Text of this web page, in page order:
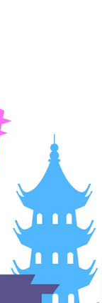
Freepik Company S.L.U.